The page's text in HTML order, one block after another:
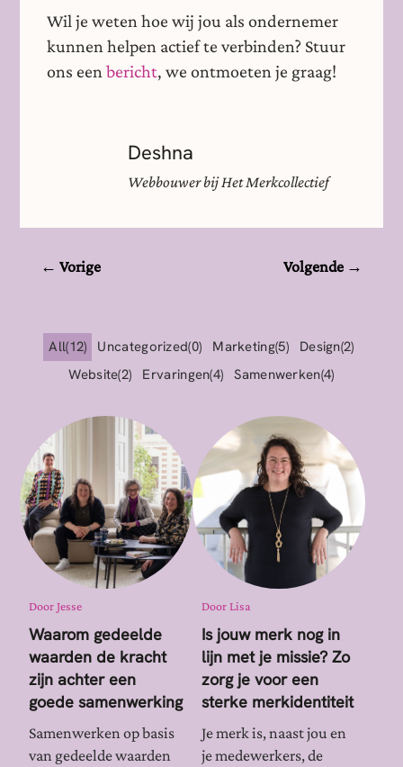
Wil je weten hoe wij jou als ondernemer
kunnen helpen actief te verbinden? Stuur
ons eenbericht, we ontmoeten je graag!
Deshna
Webbouwer bij Het Merkcollectief
← Vorige Volgende →
All 12 Uncategorized0 Marketing5 Design 2
Website2 Ervaringen4 Samenwerken4
DoorJesse
Waarom gedeelde
waarden de kracht
zijn achter een
goede samenwerking
Samenwerken op basis
van gedeelde waarden
DoorLisa
Is jouw merk nog in
lijn met je missie? Zo
zorg je voor een
sterke merkidentiteit
Je merk is, naast jou en
je medewerkers, de